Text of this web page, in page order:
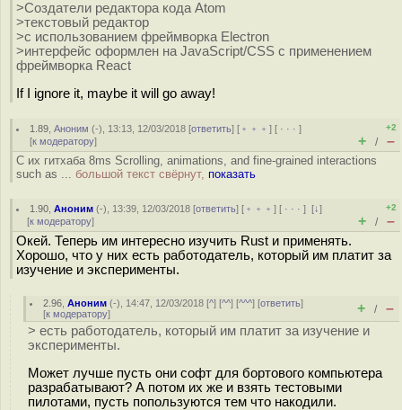
>Создатели редактора кода Atom
>текстовый редактор
>с использованием фреймворка Electron
>интерфейс оформлен на JavaScript/CSS с применением
фреймворка React
If I ignore it, maybe it will go away!
1.89 ,Аноним (-), 13:13, 12/03/2018 [ответить] [ ﹢﹢﹢] [ · · ·]
[к модератору]
+2
+ / –
С их гитхаба 8ms Scrolling, animations, and fine-grained interactions
such as ... большой текст свёрнут, показать
1.90 ,Аноним (-), 13:39, 12/03/2018 [ответить] [ ﹢﹢﹢] [ · · ·][↓]
[к модератору]
+2
+ / –
Окей. Теперь им интересно изучить Rust и применять.
Хорошо, что у них есть работодатель, который им платит за
изучение и эксперименты.
2.96 ,Аноним (-), 14:47, 12/03/2018 [^] [^^] [^^^] [ответить]
[к модератору] + / –
> есть работодатель, который им платит за изучение и
эксперименты.
Может лучше пусть они софт для бортового компьютера
разрабатывают? А потом их же и взять тестовыми
пилотами, пусть попользуются тем что накодили.